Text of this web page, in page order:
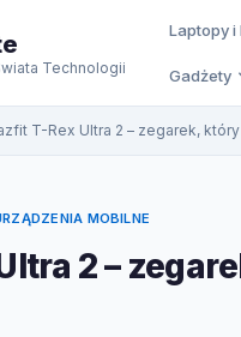
Technologii
Laptopy i
Gadżety
T-Rex Ultra 2 – zegarek,
MOBILNE
2 –